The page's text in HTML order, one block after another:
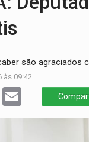
entre caminhão
Velho tem
Assembleia
O CRIME:
são
às 09:42
Telegram